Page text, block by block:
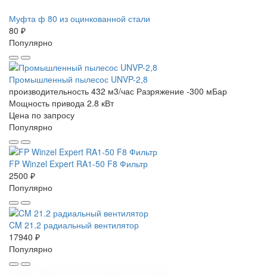
Муфта ф 80 из оцинкованной стали
80 ₽
Популярно
Промышленный пылесос UNVP-2,8
производительность 432 м3/час Разряжение -300 мБар
Мощность привода 2.8 кВт
Цена по запросу
Популярно
FP Winzel Expert RA1-50 F8 Фильтр
2500 ₽
Популярно
CM 21.2 радиальный вентилятор
17940 ₽
Популярно